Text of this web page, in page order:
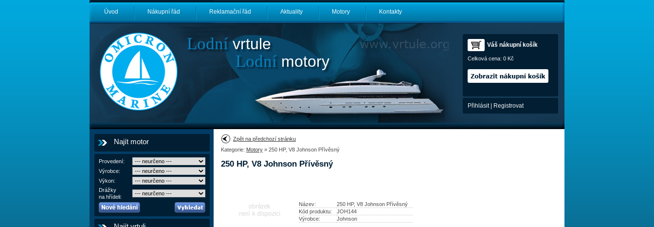
Úvod Nákupní řád Reklamační řád Aktuality Motory Kontakty
Lodnívrtule
Lodnímotory
Váš nákupní košík
Celková cena: 0 Kč
Přihlásit| Registrovat
Najít motor
Provedení:
Výrobce:
Výkon:
Drážky
na hřídeli:
Zpět na předchozí stránku
Kategorie: Motory » 250 HP, V8 Johnson Přívěsný
250 HP, V8 Johnson Přívěsný
Název:
250 HP, V8 Johnson Přívěsný
Kód produktu:
JOH144
Výrobce:
Johnson